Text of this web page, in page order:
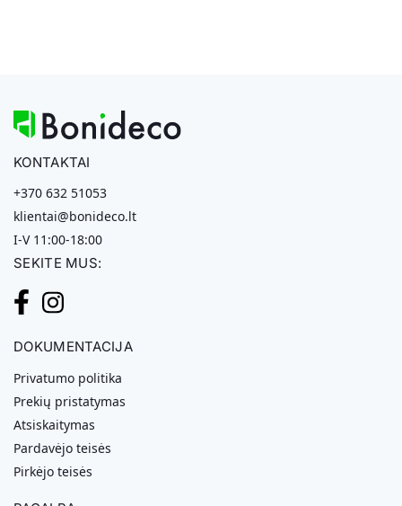
KONTAKTAI
+370 632 51053
klientai@bonideco.lt
I-V 11:00-18:00
SEKITE MUS:
DOKUMENTACIJA
Privatumo politika
Prekių pristatymas
Atsiskaitymas
Pardavėjo teisės
Pirkėjo teisės